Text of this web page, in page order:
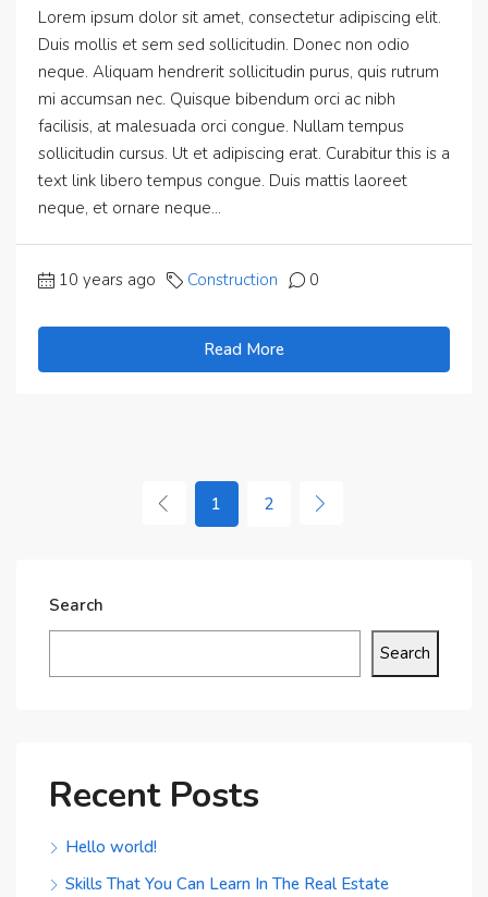
Lorem ipsum dolor sit amet, consectetur adipiscing elit.
Duis mollis et sem sed sollicitudin. Donec non odio
neque. Aliquam hendrerit sollicitudin purus, quis rutrum
mi accumsan nec. Quisque bibendum orci ac nibh
facilisis, at malesuada orci congue. Nullam tempus
sollicitudin cursus. Ut et adipiscing erat. Curabitur this is a
text link libero tempus congue. Duis mattis laoreet
neque, et ornare neque...
10 years ago Construction 0
Read More
1 2
Search
Search
Recent Posts
Hello world!
Skills That You Can Learn In The Real Estate